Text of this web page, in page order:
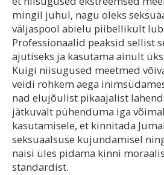
mingil juhul, nagu oleks
väljaspool abielu piibellikult
Professionaalid peaksid sellist
ajutiseks ja kasutama ainult
Kuigi niisugused meetmed
veidi rohkem aega
nad elujõulist pikaajalist
jätkuvalt pühenduma iga
kasutamisele, et kinnitada
seksuaalsuse kujundamisel
naisi üles pidama kinni
standardist.